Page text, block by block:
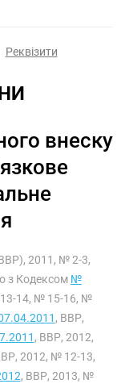
Реквізити
внеску
2011, № 2-3,
з Кодексом №
14, № 15-16, №
, ВВР,
, ВВР, 2012,
2012, № 12-13,
, ВВР, 2013, №